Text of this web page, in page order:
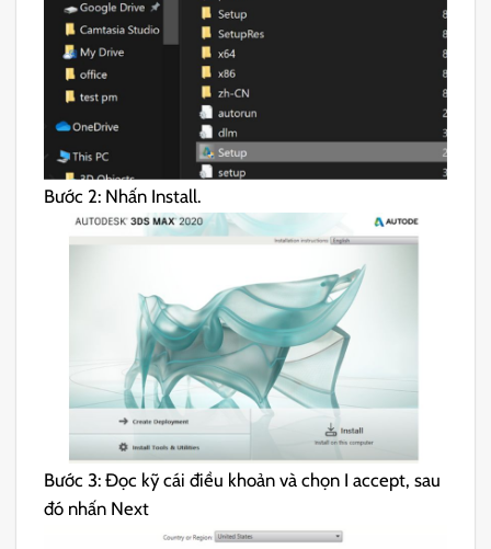
Bước 2: Nhấn Install.
Bước 3: Đọc kỹ cái điều khoản và chọn I accept, sau
đó nhấn Next